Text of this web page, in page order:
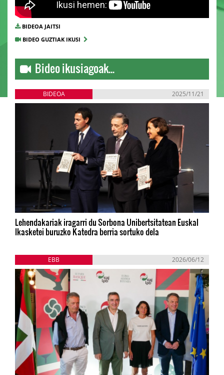
BIDEOA JAITSI
BIDEO GUZTIAK IKUSI
Bideo ikusiagoak...
BIDEOA 2025/11/21
Lehendakariak iragarri du Sorbona Unibertsitatean Euskal
Ikasketei buruzko Katedra berria sortuko dela
EBB 2026/06/12